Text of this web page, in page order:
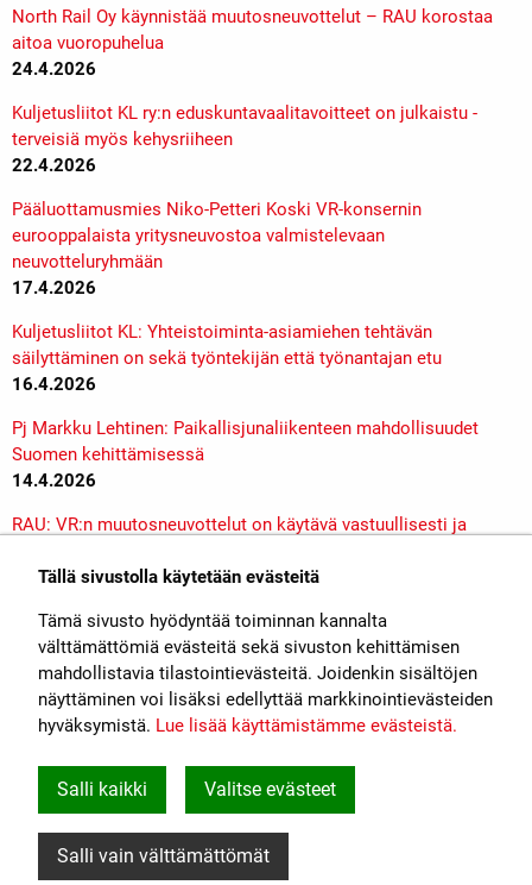
Tällä sivustolla käytetään evästeitä
Tämä sivusto hyödyntää toiminnan kannalta
välttämättömiä evästeitä sekä sivuston kehittämisen
mahdollistavia tilastointievästeitä. Joidenkin sisältöjen
näyttäminen voi lisäksi edellyttää markkinointievästeiden
hyväksymistä. Lue lisää käyttämistämme evästeistä.​​​​​​
Salli kaikki
Salli vain välttämättömät
Valitse evästeet
North Rail Oy käynnistää muutosneuvottelut – RAU korostaa
aitoa vuoropuhelua
24.4.2026
Kuljetusliitot KL ry:n eduskuntavaalitavoitteet on julkaistu -
terveisiä myös kehysriiheen
22.4.2026
Pääluottamusmies Niko-Petteri Koski VR-konsernin
eurooppalaista yritysneuvostoa valmistelevaan
neuvotteluryhmään
17.4.2026
Kuljetusliitot KL: Yhteistoiminta-asiamiehen tehtävän
säilyttäminen on sekä työntekijän että työnantajan etu
16.4.2026
Pj Markku Lehtinen: Paikallisjunaliikenteen mahdollisuudet
Suomen kehittämisessä
14.4.2026
RAU: VR:n muutosneuvottelut on käytävä vastuullisesti ja
1.4.2026
Lisää »
Rautatiealan Unioni
John Stenbergin ranta 6, 00530 Helsinki